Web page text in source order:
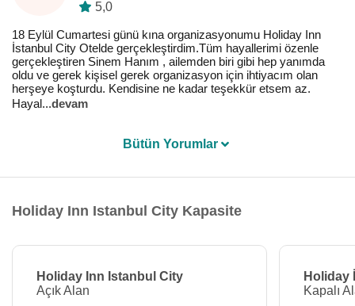
5,0
18 Eylül Cumartesi günü kına organizasyonumu Holiday Inn
İstanbul City Otelde gerçekleştirdim.Tüm hayallerimi özenle
gerçekleştiren Sinem Hanım , ailemden biri gibi hep yanımda
oldu ve gerek kişisel gerek organizasyon için ihtiyacım olan
herşeye koşturdu. Kendisine ne kadar teşekkür etsem az.
Hayal...devam
Bütün Yorumlar
Holiday Inn Istanbul City Kapasite
Holiday Inn Istanbul City
Açık Alan
Holiday
Kapalı